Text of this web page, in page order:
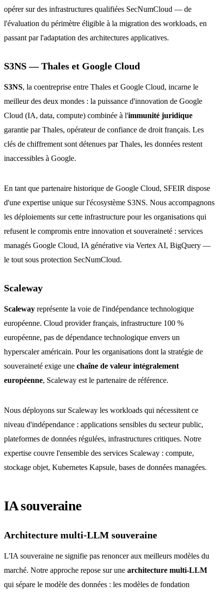
opérer sur des infrastructures qualifiées SecNumCloud — de
l'évaluation du périmètre éligible à la migration des workloads, en
passant par l'adaptation des architectures applicatives.
S3NS — Thales et Google Cloud
S3NS, la coentreprise entre Thales et Google Cloud, incarne le
meilleur des deux mondes : la puissance d'innovation de Google
Cloud (IA, data, compute) combinée à l'immunité juridique
garantie par Thales, opérateur de confiance de droit français. Les
clés de chiffrement sont détenues par Thales, les données restent
inaccessibles à Google.
En tant que partenaire historique de Google Cloud, SFEIR dispose
d'une expertise unique sur l'écosystème S3NS. Nous accompagnons
les déploiements sur cette infrastructure pour les organisations qui
refusent le compromis entre innovation et souveraineté : services
managés Google Cloud, IA générative via Vertex AI, BigQuery —
le tout sous protection SecNumCloud.
Scaleway
Scaleway représente la voie de l'indépendance technologique
européenne. Cloud provider français, infrastructure 100 %
européenne, pas de dépendance technologique envers un
hyperscaler américain. Pour les organisations dont la stratégie de
souveraineté exige une chaîne de valeur intégralement
européenne, Scaleway est le partenaire de référence.
Nous déployons sur Scaleway les workloads qui nécessitent ce
niveau d'indépendance : applications sensibles du secteur public,
plateformes de données régulées, infrastructures critiques. Notre
expertise couvre l'ensemble des services Scaleway : compute,
stockage objet, Kubernetes Kapsule, bases de données managées.
IA souveraine
Architecture multi-LLM souveraine
L'IA souveraine ne signifie pas renoncer aux meilleurs modèles du
marché. Notre approche repose sur une architecture multi-LLM
qui sépare le modèle des données : les modèles de fondation